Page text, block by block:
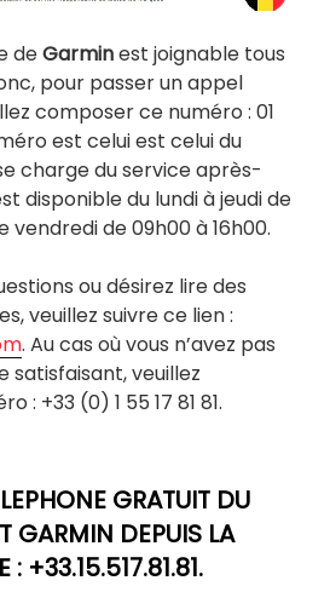
deGarminest joignable tous
pour passer un appel
composer ce numéro : 01
est celui est celui du
charge du service après-
disponible du lundi à jeudi de
vendredi de 09h00 à 16h00.
ou désirez lire des
veuillez suivre ce lien :
. Au cas où vous n’avez pas
satisfaisant, veuillez
: +33 (0) 1 55 17 81 81.
GRATUIT DU
GARMIN DEPUIS LA
+33.15.517.81.81.